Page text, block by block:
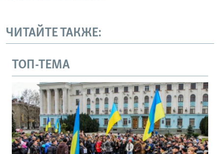
ЧИТАЙТЕ ТАКЖЕ:
ТОП-ТЕМА